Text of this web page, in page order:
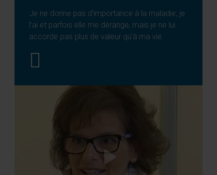
Je ne donne pas d’importance à la maladie, je
l’ai et parfois elle me dérange, mais je ne lui
accorde pas plus de valeur qu’à ma vie.